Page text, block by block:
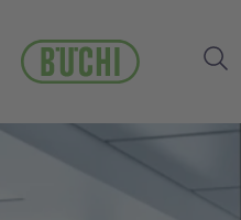
Search